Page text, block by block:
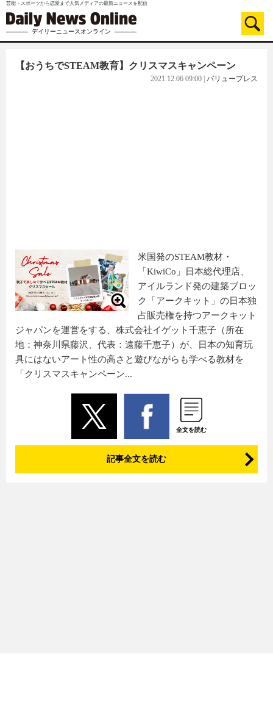
芸能・スポーツから恋愛まで人気メディアの最新ニュースを配信
デイリーニュースオンライン
【おうちでSTEAM教育】クリスマスキャンペーン
2021.12.06 09:00 バリュープレス
米国発のSTEAM教材・
「KiwiCo」日本総代理店、
アイルランド発の建築ブロッ
ク「アークキット」の日本独
占販売権を持つアークキット
ジャパンを運営をする、株式会社イゲット千恵子（所在
地：神奈川県藤沢、代表：遠藤千恵子）が、日本の知育玩
具にはないアート性の高さと遊びながらも学べる教材を
「クリスマスキャンペーン...
全文を読む
記事全文を読む